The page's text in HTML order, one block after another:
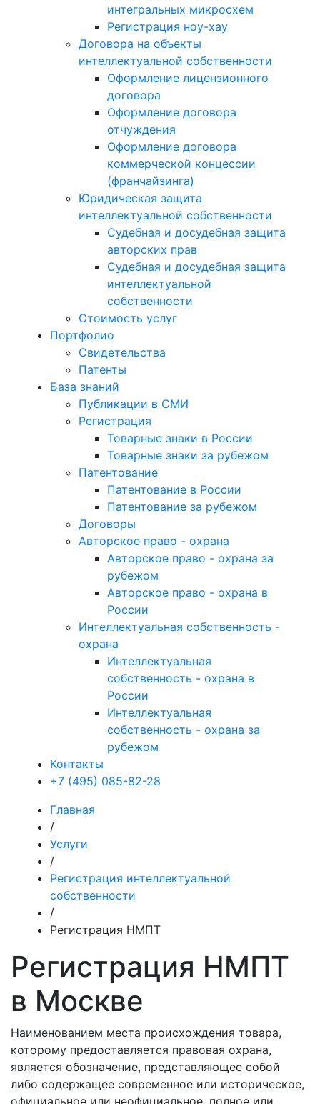
интегральных микросхем
Регистрация ноу-хау
Договора на объекты
интеллектуальной собственности
Оформление лицензионного
договора
Оформление договора
отчуждения
Оформление договора
коммерческой концессии
(франчайзинга)
Юридическая защита
интеллектуальной собственности
Судебная и досудебная защита
авторских прав
Судебная и досудебная защита
интеллектуальной
собственности
Стоимость услуг
Портфолио
Свидетельства
Патенты
База знаний
Публикации в СМИ
Регистрация
Товарные знаки в России
Товарные знаки за рубежом
Патентование
Патентование в России
Патентование за рубежом
Договоры
Авторское право - охрана
Авторское право - охрана за
рубежом
Авторское право - охрана в
России
Интеллектуальная собственность -
охрана
Интеллектуальная
собственность - охрана в
России
Интеллектуальная
собственность - охрана за
рубежом
Контакты
+7 (495) 085-82-28
Главная
/
Услуги
/
Регистрация интеллектуальной
собственности
/
Регистрация НМПТ
Регистрация НМПТ
в Москве
Наименованием места происхождения товара,
которому предоставляется правовая охрана,
является обозначение, представляющее собой
либо содержащее современное или историческое,
официальное или неофициальное, полное или